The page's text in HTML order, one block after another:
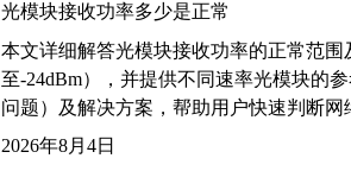
光模块接收功率多少是正常
本文详细解答光模块接收功率的正常范
至-24dBm），并提供不同速率光模块的
问题）及解决方案，帮助用户快速判断网
2026年8月4日